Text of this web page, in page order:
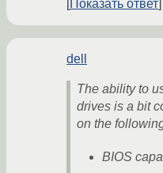
Показать ответ
dell
The ability to
drives is a bit
on the
BIOS